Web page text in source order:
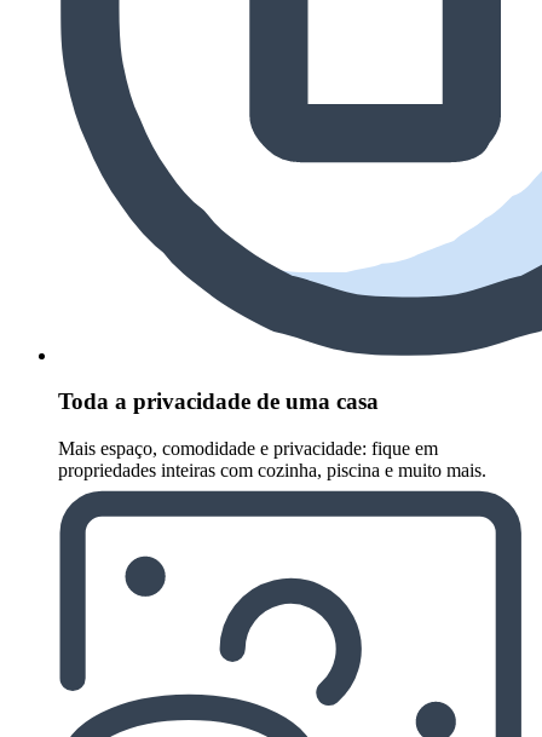
Toda a privacidade de uma casa
Mais espaço, comodidade e privacidade: fique em
propriedades inteiras com cozinha, piscina e muito mais.